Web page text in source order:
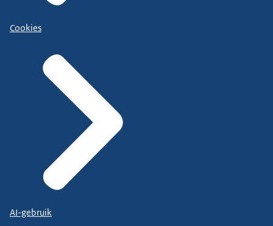
Cookies
AI-gebruik